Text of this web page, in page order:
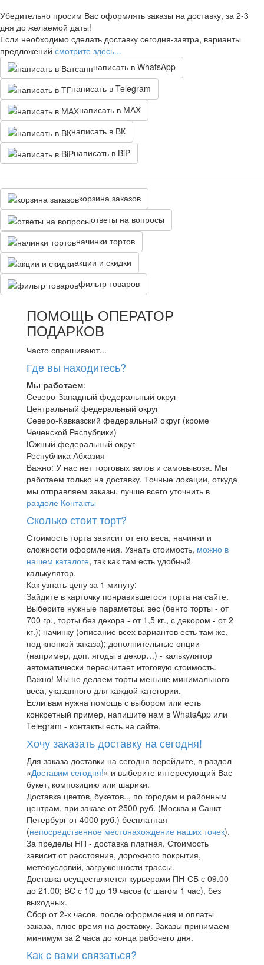
Убедительно просим Вас оформлять заказы на доставку, за 2-3
дня до желаемой даты!
Если необходимо сделать доставку сегодня-завтра, варианты
предложений смотрите здесь...
написать в WhatsApp
написать в Telegram
написать в МАХ
написать в ВК
написать в BiP
корзина заказов
ответы на вопросы
начинки тортов
акции и скидки
фильтр товаров
ПОМОЩЬ ОПЕРАТОР
ПОДАРКОВ
Часто спрашивают...
Где вы находитесь?
Мы работаем:
Северо-Западный федеральный округ
Центральный федеральный округ
Северо-Кавказский федеральный округ (кроме
Чеченской Республики)
Южный федеральный округ
Республика Абхазия
Важно: У нас нет торговых залов и самовывоза. Мы
работаем только на доставку. Точные локации, откуда
мы отправляем заказы, лучше всего уточнить в
разделе Контакты
Сколько стоит торт?
Стоимость торта зависит от его веса, начинки и
сложности оформления. Узнать стоимость, можно в
нашем каталоге, так как там есть удобный
калькулятор.
Как узнать цену за 1 минуту:
Зайдите в карточку понравившегося торта на сайте.
Выберите нужные параметры: вес (бенто торты - от
700 гр., торты без декора - от 1,5 кг., с декором - от 2
кг.); начинку (описание всех вариантов есть там же,
под кнопкой заказа); дополнительные опции
(например, доп. ягоды в декор…) - калькулятор
автоматически пересчитает итоговую стоимость.
Важно! Мы не делаем торты меньше минимального
веса, указанного для каждой категории.
Если вам нужна помощь с выбором или есть
конкретный пример, напишите нам в WhatsApp или
Telegram - контакты есть на сайте.
Хочу заказать доставку на сегодня!
Для заказа доставки на сегодня перейдите, в раздел
«Доставим сегодня!» и выберите интересующий Вас
букет, композицию или шарики.
Доставка цветов, букетов.., по городам и районным
центрам, при заказе от 2500 руб. (Москва и Санкт-
Петербург от 4000 руб.) бесплатная
(непосредственное местонахождение наших точек).
За пределы НП - доставка платная. Стоимость
зависит от расстояния, дорожного покрытия,
метеоусловий, загруженности трассы.
Доставка осуществляется курьерами ПН-СБ с 09.00
до 21.00; ВС с 10 до 19 часов (с шагом 1 час), без
выходных.
Сбор от 2-х часов, после оформления и оплаты
заказа, плюс время на доставку. Заказы принимаем
минимум за 2 часа до конца рабочего дня.
Как с вами связаться?